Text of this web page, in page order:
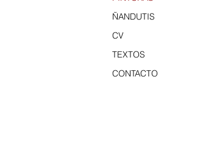
ÑANDUTIS
CV
TEXTOS
CONTACTO